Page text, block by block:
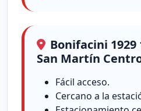
Bonifacini 1929
San Martín
Fácil acceso.
Cercano a la